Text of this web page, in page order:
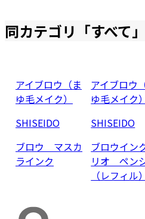
同カテゴリ「すべて
アイブロウ（ま
ゆ毛メイク）
SHISEIDO
ブロウ マスカ
ラインク
アイブロウ
ゆ毛メイク）
SHISEIDO
ブロウイン
リオ ペン
（レフィル）